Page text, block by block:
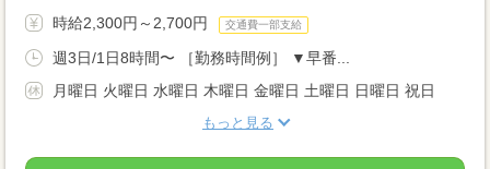
時給2,300円～2,700円 交通費一部支給
週3日/1日8時間〜 ［勤務時間例］ ▼早番...
月曜日 火曜日 水曜日 木曜日 金曜日 土曜日 日曜日 祝日
もっと見る